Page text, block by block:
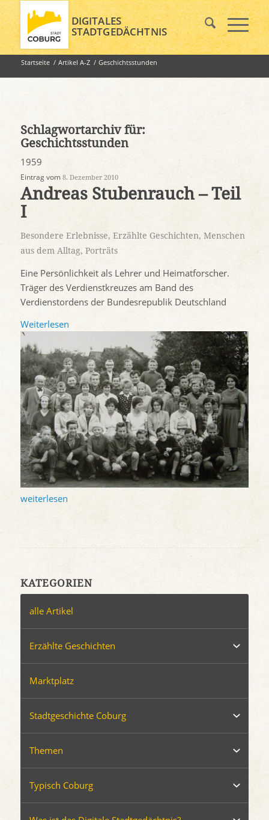
DIGITALES
STADTGEDÄCHTNIS
Startseite / Artikel A-Z / Geschichtsstunden
Schlagwortarchiv für:
Geschichtsstunden
1959
Eintrag vom 8. Dezember 2010
Andreas Stubenrauch – Teil
I
Besondere Erlebnisse, Erzählte Geschichten, Menschen
aus dem Alltag, Porträts
Eine Persönlichkeit als Lehrer und Heimatforscher.
Träger des Verdienstkreuzes am Band des
Verdienstordens der Bundesrepublik Deutschland
Weiterlesen
weiterlesen
KATEGORIEN
alle Artikel
Erzählte Geschichten
Marktplatz
Stadtgeschichte Coburg
Themen
Typisch Coburg